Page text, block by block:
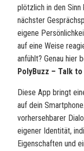
plötzlich in den Sinn
nächster
eigene
auf eine Weise
anfühlt? Genau hier
PolyBuzz – Talk
Diese App bringt
auf dein
vorhersehbarer
eigener Identität,
Eigenschaften und